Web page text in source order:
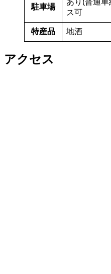
駐車場
ス可
特産品 地酒
アクセス